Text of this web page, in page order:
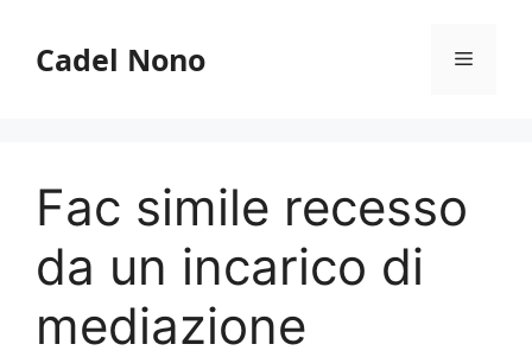
contenuto
Cadel Nono Menu
Fac simile recesso
da un incarico di
mediazione​